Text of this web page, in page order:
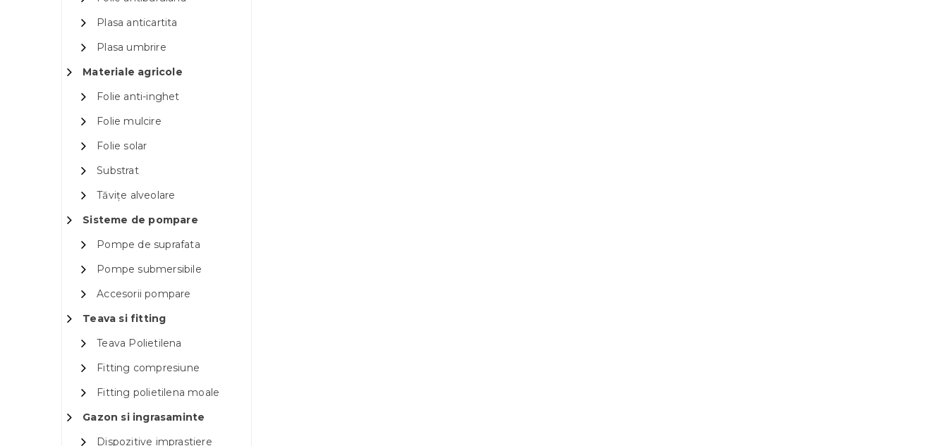
Plasa anticartita
Plasa umbrire
Materiale agricole
Folie anti-inghet
Folie mulcire
Folie solar
Substrat
Tăvițe alveolare
Sisteme de pompare
Pompe de suprafata
Pompe submersibile
Accesorii pompare
Teava si fitting
Teava Polietilena
Fitting compresiune
Fitting polietilena moale
Gazon si ingrasaminte
Dispozitive imprastiere